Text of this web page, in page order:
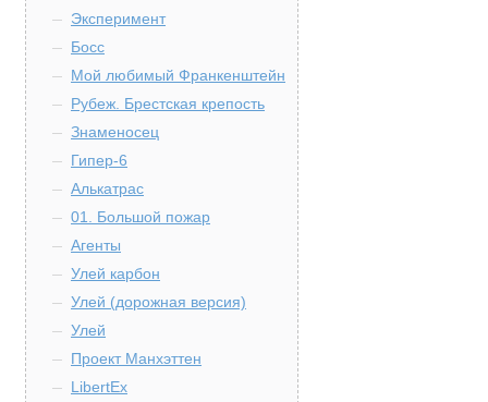
Эксперимент
Босс
Мой любимый Франкенштейн
Рубеж. Брестская крепость
Знаменосец
Гипер-6
Алькатрас
01. Большой пожар
Агенты
Улей карбон
Улей (дорожная версия)
Улей
Проект Манхэттен
LibertEx